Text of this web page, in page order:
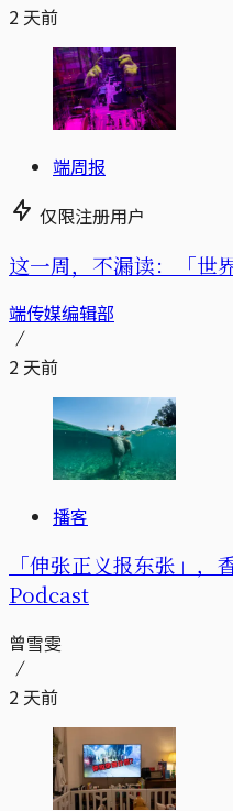
2 天前
端周报
仅限注册用户
这一周，不漏读：「世
端传媒编辑部
2 天前
播客
「伸张正义报东张」
Podcast
曾雪雯
2 天前